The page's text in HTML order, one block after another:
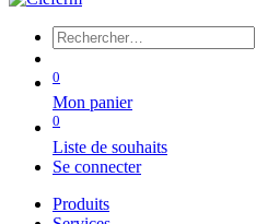
0
Mon panier
0
Liste de souhaits
Se connecter
Produits